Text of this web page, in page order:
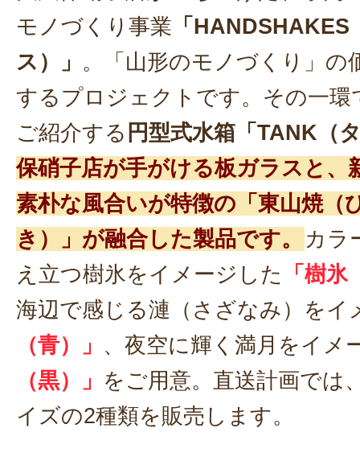
モノづくり事業 「
ス）」 。「山形のモノづくり」の
するプロジェクトです。その一環
ご紹介する 円型式水箱「TANK（
保硝子店が手がける板ガラスと、
素朴な風合いが特徴の「東山焼（
き）」が融合した製品です。
カラ
え立つ樹氷をイメージした
「樹
海辺で感じる漣（さざなみ）をイ
（青）」 、夜空に輝く満月をイメ
（黒）」 をご用意。直送計画では
イズの2種類を販売します。